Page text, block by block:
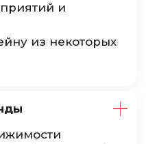
и
из некоторых